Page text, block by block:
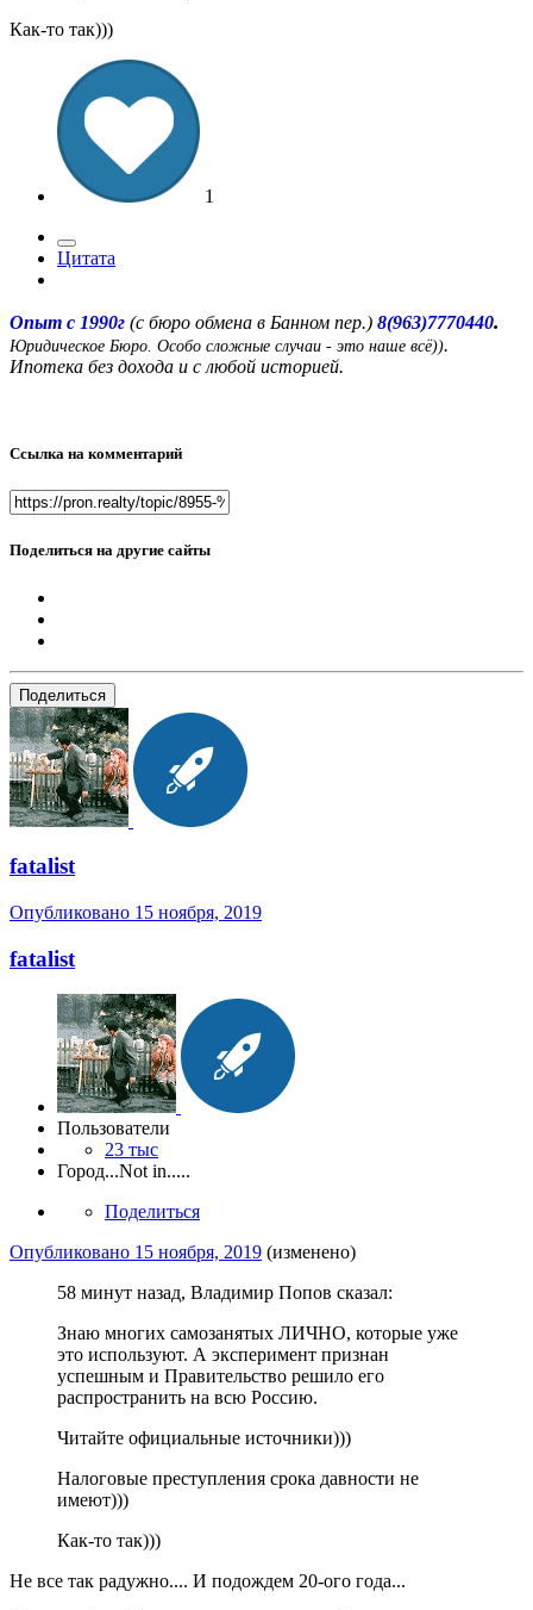
Как-то так)))
1
Цитата
Опыт с 1990г (с бюро обмена в Банном пер.) 8(963)7770440.
Юридическое Бюро. Особо сложные случаи - это наше всё)).
Ипотека без дохода и с любой историей.
Ссылка на комментарий
Поделиться на другие сайты
Поделиться
fatalist
Опубликовано 15 ноября, 2019
fatalist
Пользователи
23 тыс
Город...Not in.....
Поделиться
Опубликовано 15 ноября, 2019 (изменено)
58 минут назад, Владимир Попов сказал:
Знаю многих самозанятых ЛИЧНО, которые уже
это используют. А эксперимент признан
успешным и Правительство решило его
распространить на всю Россию.
Читайте официальные источники)))
Налоговые преступления срока давности не
имеют)))
Как-то так)))
Не все так радужно.... И подождем 20-ого года...